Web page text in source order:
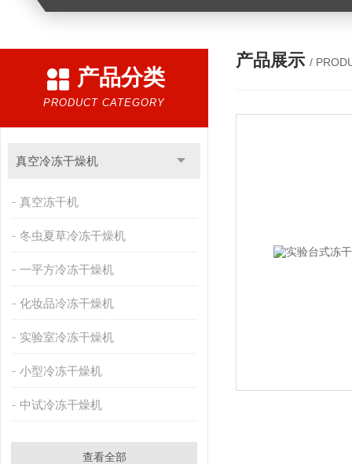
产品分类
PRODUCT CATEGORY
真空冷冻干燥机
真空冻干机
冬虫夏草冷冻干燥机
一平方冷冻干燥机
化妆品冷冻干燥机
实验室冷冻干燥机
小型冷冻干燥机
中试冷冻干燥机
查看全部
产品展示 /